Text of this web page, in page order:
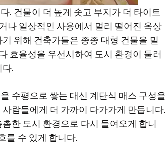
. 건물이 더 높게 솟고 부지가 더 타이트
나 일상적인 사용에서 멀리 떨어진 옥상
위해 건축가들은 종종 대형 건물을 밀
효율성을 우선시하여 도시 환경이 둘러
다.
수평으로 쌓는 대신 계단식 매스 구성을
람들에게 더 가까이 다가가게 만듭니다.
한 도시 환경으로 다시 들여오게 합니
를 수 있게 합니다.